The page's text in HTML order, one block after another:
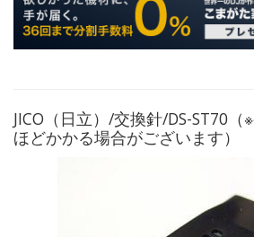
JICO（日立）/交換針/DS-ST70
ほどかかる場合がございます）